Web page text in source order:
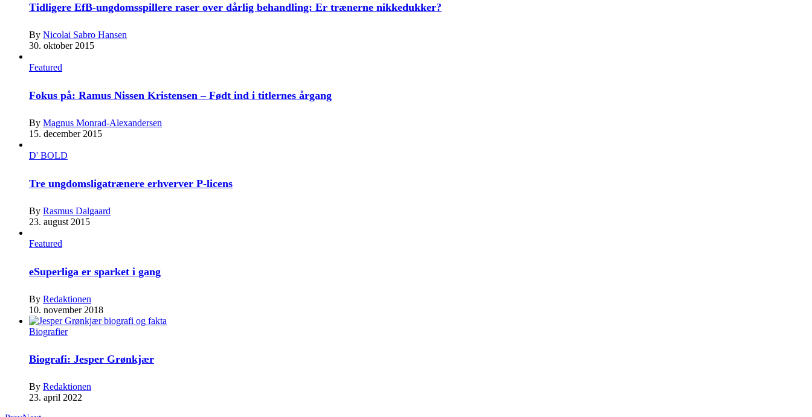
Tidligere EfB-ungdomsspillere raser over dårlig behandling: Er trænerne nikkedukker?
By Nicolai Sabro Hansen
30. oktober 2015
Featured
Fokus på: Ramus Nissen Kristensen – Født ind i titlernes årgang
By Magnus Monrad-Alexandersen
15. december 2015
D' BOLD
Tre ungdomsligatrænere erhverver P-licens
By Rasmus Dalgaard
23. august 2015
Featured
eSuperliga er sparket i gang
By Redaktionen
10. november 2018
Biografier
Biografi: Jesper Grønkjær
By Redaktionen
23. april 2022